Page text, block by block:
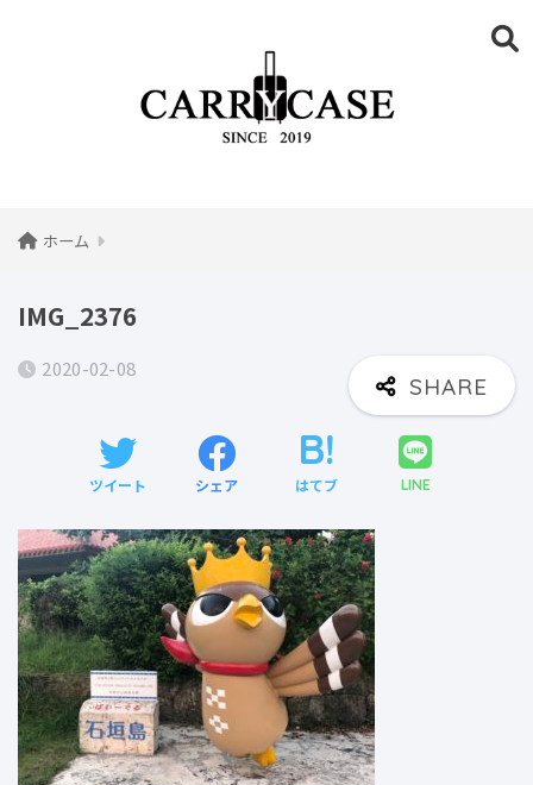
ホーム
IMG_2376
2020-02-08
ツイート シェア はてブ LINE